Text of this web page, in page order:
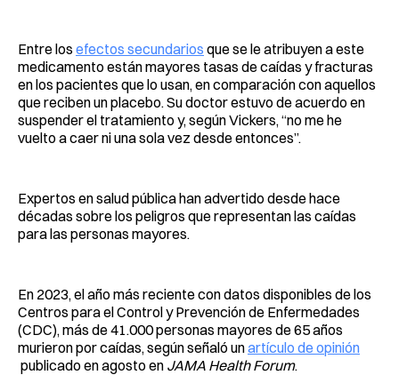
Entre los efectos secundarios que se le atribuyen a este
medicamento están mayores tasas de caídas y fracturas
en los pacientes que lo usan, en comparación con aquellos
que reciben un placebo. Su doctor estuvo de acuerdo en
suspender el tratamiento y, según Vickers, “no me he
vuelto a caer ni una sola vez desde entonces”.
Expertos en salud pública han advertido desde hace
décadas sobre los peligros que representan las caídas
para las personas mayores.
En 2023, el año más reciente con datos disponibles de los
Centros para el Control y Prevención de Enfermedades
(CDC), más de 41.000 personas mayores de 65 años
murieron por caídas, según señaló unartículo de opinión
publicado en agosto en JAMA Health Forum.